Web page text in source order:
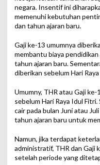
negara. Insentif ini
memenuhi kebutuhan
dan tahun ajaran baru.
Gaji ke-13 umumnya
membantu biaya
tahun ajaran baru.
diberikan sebelum Hari
Umumny, THR atau Gaji
sebelum Hari Raya Idul
cair pada bulan Juni atau
tahun ajaran baru untuk
Namun, jika terdapat
administratif, THR dan Gaji
setelah periode yang